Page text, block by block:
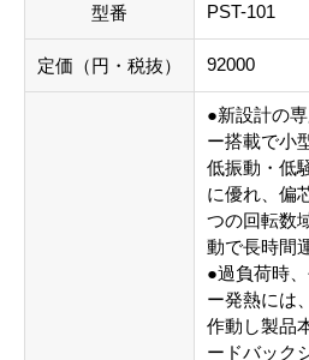
型番 PST-101
定価（円・税抜） 92000
●新設計の
ー搭載で小
低振動・低
に優れ、偏
つの回転数
動で長時間
●過負荷時
ー発熱には
作動し製品
ードバック